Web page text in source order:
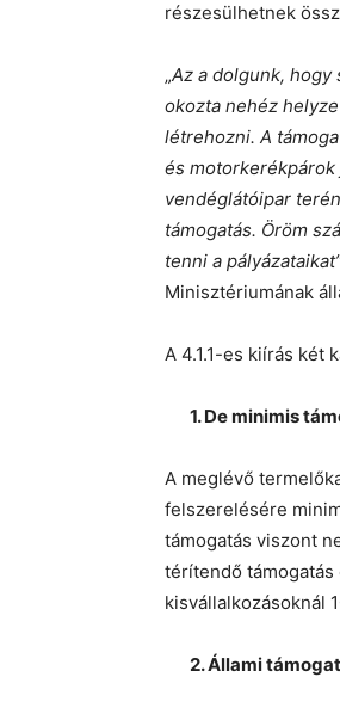
részesülhetnek
„Az a dolgunk, hogy
okozta nehéz
létrehozni. A
és motorkerékpárok
vendéglátóipar
támogatás. Öröm
tenni a
Minisztériumának
A 4.1.1-es kiírás két
1. De minimis
A meglévő
felszerelésére
támogatás viszont
térítendő
kisvállalkozásoknál
2. Állami